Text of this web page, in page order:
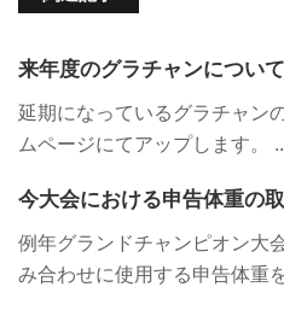
来年度のグラチャンについ
延期になっているグラチャン
ムページにてアップします。
今大会における申告体重の
例年グランドチャンピオン大
み合わせに使用する申告体重